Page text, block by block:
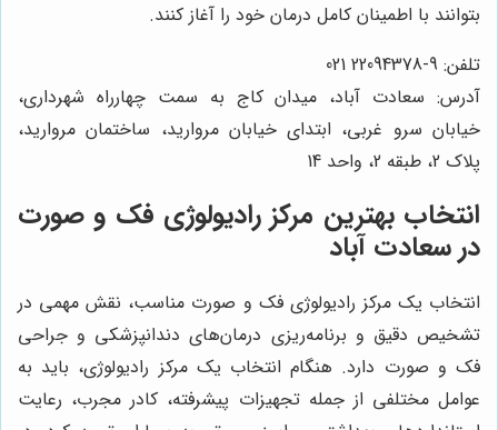
بتوانند با اطمینان کامل درمان خود را آغاز کنند.
تلفن: 9-22094378 021
آدرس: سعادت آباد، میدان کاج به سمت چهارراه شهرداری،
خیابان سرو غربی، ابتدای خیابان مروارید، ساختمان مروارید،
پلاک 2، طبقه 2، واحد 14
انتخاب بهترین مرکز رادیولوژی فک و صورت
در سعادت آباد
انتخاب یک مرکز رادیولوژی فک و صورت مناسب، نقش مهمی در
تشخیص دقیق و برنامه‌ریزی درمان‌های دندانپزشکی و جراحی
فک و صورت دارد. هنگام انتخاب یک مرکز رادیولوژی، باید به
عوامل مختلفی از جمله تجهیزات پیشرفته، کادر مجرب، رعایت